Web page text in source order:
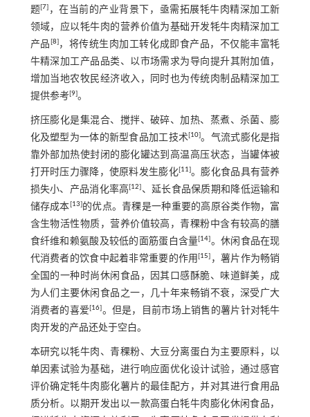
题[7] ，在当前的产业背景下，亟需拓展牦牛肉精深加工新
领域，应以牦牛肉的营养价值为基础开发牦牛肉精深加工
产品 [8]，将传统生肉加工转化成即食产品，不仅能丰富牦
牛精深加工产品品类、以市场需求为导向提升其附加值，
增加当地农牧民经济收入，同时也为传统肉制品精深加工
提供参考[9]。
挤压膨化是集混合、搅拌、破碎、加热、蒸煮、杀菌、膨
化及塑型为一体的新型食品加工技术[10]。气流式膨化是指
靠外部加热使封闭的膨化罐达到高温高压状态，当罐体被
打开时压力骤降，使原料发生膨化[11]。膨化食品具有营养
损失小、产品消化率高[12] 、延长食品保质期和降低运输和
储存成本[13]的优点。青稞是一种重要的高原谷类作物，富
含生物活性物质，营养价值较高，青稞粉中含有较高的膳
食纤维和赖氨酸及较低的面筋蛋白含量[14]。休闲食品在现
代消费者的饮食中起着非常重要的作用[15] ，薯片作为畅销
全国的一种时尚休闲食品，因其口感酥脆、味道鲜美，成
为人们主要休闲食品之一，几十年来畅销不衰，深受广大
消费者的喜爱[16]。但是，目前市场上销售的薯片针对牦牛
肉开发的产品还处于空白。
本研究以牦牛肉、青稞粉、大豆分离蛋白为主要原料，以
单因素试验为基础，进行响应面优化设计试验，通过感官
评价确定牦牛肉膨化薯片的最佳配方，并对其进行食用品
质分析。以期开发出以一款高蛋白牦牛肉膨化休闲食品，